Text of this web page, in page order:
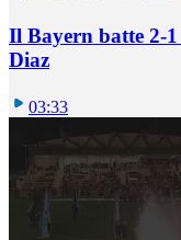
Il Bayern batte 2-
Diaz
03:33